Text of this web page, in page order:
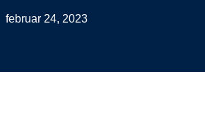
februar 24, 2023